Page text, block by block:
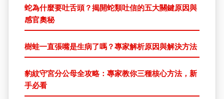
蛇為什麼要吐舌頭？揭開蛇類吐信的五大關鍵原因與
感官奧秘
樹蛙一直張嘴是生病了嗎？專家解析原因與解決方法
豹紋守宮分公母全攻略：專家教你三種核心方法，新
手必看